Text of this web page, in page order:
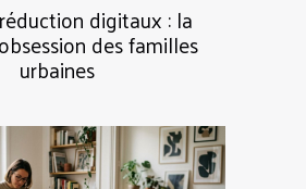
digitaux : la
des familles
urbaines